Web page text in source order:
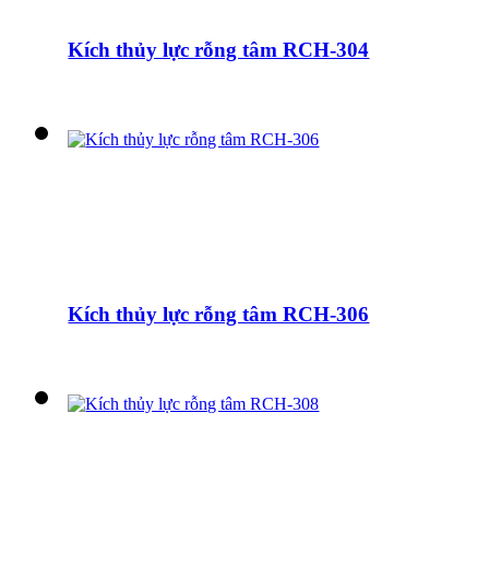
Kích thủy lực rỗng tâm RCH-304
Kích thủy lực rỗng tâm RCH-306